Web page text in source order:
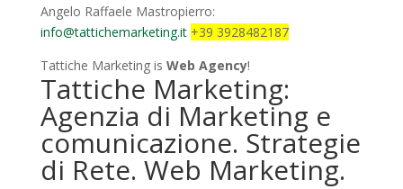
Angelo Raffaele Mastropierro:
info@tattichemarketing.it +39 3928482187
Tattiche Marketing is Web Agency!
Tattiche Marketing:
Agenzia di Marketing e
comunicazione. Strategie
di Rete. Web Marketing.